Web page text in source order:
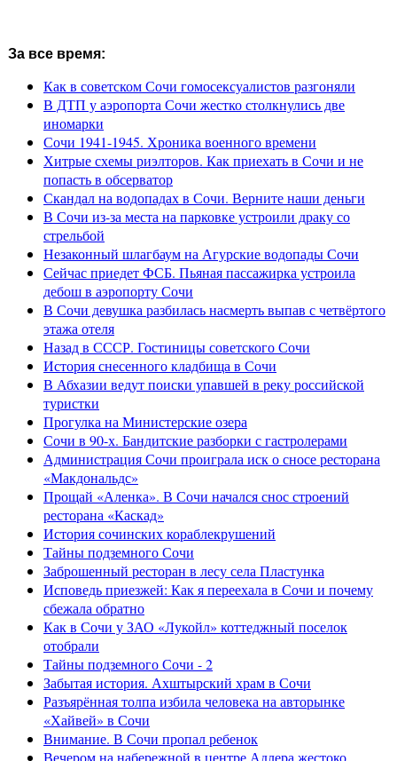
За все время:
Как в советском Сочи гомосексуалистов разгоняли
В ДТП у аэропорта Сочи жестко столкнулись две
иномарки
Сочи 1941-1945. Хроника военного времени
Хитрые схемы риэлторов. Как приехать в Сочи и не
попасть в обсерватор
Скандал на водопадах в Сочи. Верните наши деньги
В Сочи из-за места на парковке устроили драку со
стрельбой
Незаконный шлагбаум на Агурские водопады Сочи
Сейчас приедет ФСБ. Пьяная пассажирка устроила
дебош в аэропорту Сочи
В Сочи девушка разбилась насмерть выпав с четвёртого
этажа отеля
Назад в СССР. Гостиницы советского Сочи
История снесенного кладбища в Сочи
В Абхазии ведут поиски упавшей в реку российской
туристки
Прогулка на Министерские озера
Сочи в 90-х. Бандитские разборки с гастролерами
Администрация Сочи проиграла иск о сносе ресторана
«Макдональдс»
Прощай «Аленка». В Сочи начался снос строений
ресторана «Каскад»
История сочинских кораблекрушений
Тайны подземного Сочи
Заброшенный ресторан в лесу села Пластунка
Исповедь приезжей: Как я переехала в Сочи и почему
сбежала обратно
Как в Сочи у ЗАО «Лукойл» коттеджный поселок
отобрали
Тайны подземного Сочи - 2
Забытая история. Ахштырский храм в Сочи
Разъярённая толпа избила человека на авторынке
«Хайвей» в Сочи
Внимание. В Сочи пропал ребенок
Вечером на набережной в центре Адлера жестоко